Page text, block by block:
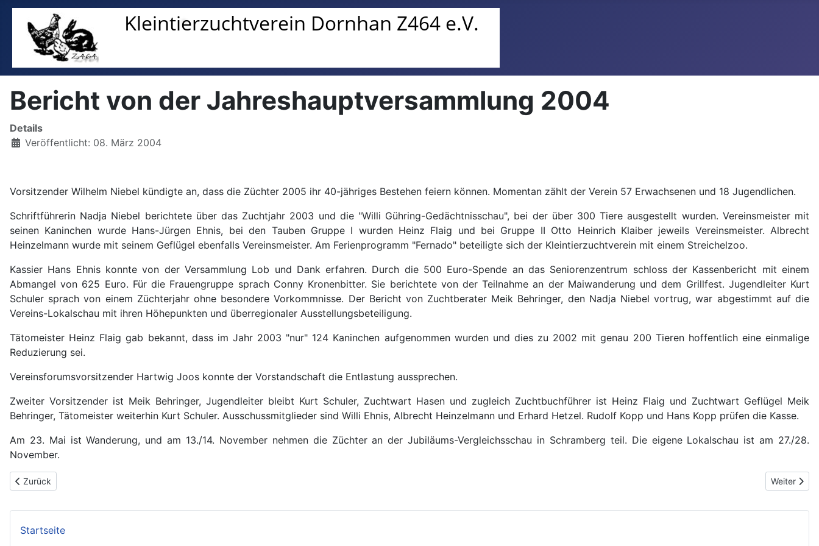
Startseite
Bericht von der Jahreshauptversammlung 2004
Details
Veröffentlicht: 08. März 2004
Vorsitzender Wilhelm Niebel kündigte an, dass die Züchter 2005 ihr 40-jähriges Bestehen feiern können. Momentan zählt der Verein 57 Erwachsenen und 18 Jugendlichen.
Schriftführerin Nadja Niebel berichtete über das Zuchtjahr 2003 und die "Willi Gühring-Gedächtnisschau", bei der über 300 Tiere ausgestellt wurden. Vereinsmeister mit
seinen Kaninchen wurde Hans-Jürgen Ehnis, bei den Tauben Gruppe I wurden Heinz Flaig und bei Gruppe II Otto Heinrich Klaiber jeweils Vereinsmeister. Albrecht
Heinzelmann wurde mit seinem Geflügel ebenfalls Vereinsmeister. Am Ferienprogramm "Fernado" beteiligte sich der Kleintierzuchtverein mit einem Streichelzoo.
Kassier Hans Ehnis konnte von der Versammlung Lob und Dank erfahren. Durch die 500 Euro-Spende an das Seniorenzentrum schloss der Kassenbericht mit einem
Abmangel von 625 Euro. Für die Frauengruppe sprach Conny Kronenbitter. Sie berichtete von der Teilnahme an der Maiwanderung und dem Grillfest. Jugendleiter Kurt
Schuler sprach von einem Züchterjahr ohne besondere Vorkommnisse. Der Bericht von Zuchtberater Meik Behringer, den Nadja Niebel vortrug, war abgestimmt auf die
Vereins-Lokalschau mit ihren Höhepunkten und überregionaler Ausstellungsbeteiligung.
Tätomeister Heinz Flaig gab bekannt, dass im Jahr 2003 "nur" 124 Kaninchen aufgenommen wurden und dies zu 2002 mit genau 200 Tieren hoffentlich eine einmalige
Reduzierung sei.
Vereinsforumsvorsitzender Hartwig Joos konnte der Vorstandschaft die Entlastung aussprechen.
Zweiter Vorsitzender ist Meik Behringer, Jugendleiter bleibt Kurt Schuler, Zuchtwart Hasen und zugleich Zuchtbuchführer ist Heinz Flaig und Zuchtwart Geflügel Meik
Behringer, Tätomeister weiterhin Kurt Schuler. Ausschussmitglieder sind Willi Ehnis, Albrecht Heinzelmann und Erhard Hetzel. Rudolf Kopp und Hans Kopp prüfen die Kasse.
Am 23. Mai ist Wanderung, und am 13./14. November nehmen die Züchter an der Jubiläums-Vergleichsschau in Schramberg teil. Die eigene Lokalschau ist am 27./28.
November.
Vorheriger Beitrag: Wilhelm Niebel 25 Jahre Vorsitzender des Kleintierzuchtvereins Dornhan
Zurück Nächster
Weiter